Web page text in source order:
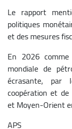
Le rapport
politiques
et des mesures
En 2026
mondiale de
écrasante, par
coopération et de
et Moyen-Orient
APS